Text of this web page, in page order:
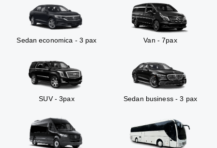
Sedan economica - 3 pax Van - 7pax
SUV - 3pax Sedan business - 3 pax